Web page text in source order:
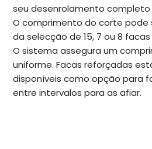
seu desenrolamento
O comprimento do corte pode
da selecção de 15, 7 ou 8
O sistema assegura um
uniforme. Facas reforçadas
disponíveis como opção para
entre intervalos para as afiar.